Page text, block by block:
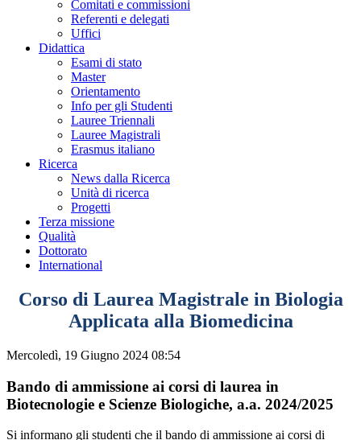
Comitati e commissioni
Referenti e delegati
Uffici
Didattica
Esami di stato
Master
Orientamento
Info per gli Studenti
Lauree Triennali
Lauree Magistrali
Erasmus italiano
Ricerca
News dalla Ricerca
Unità di ricerca
Progetti
Terza missione
Qualità
Dottorato
International
Corso di Laurea Magistrale in Biologia
Applicata alla Biomedicina
Mercoledì, 19 Giugno 2024 08:54
Bando di ammissione ai corsi di laurea in
Biotecnologie e Scienze Biologiche, a.a. 2024/2025
Si informano gli studenti che il bando di ammissione ai corsi di